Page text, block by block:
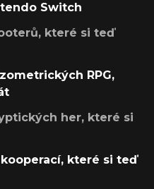
Switch
které si teď
RPG,
her, které si
které si teď